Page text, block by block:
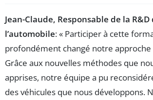
Jean-Claude, Responsable de la R&D
l’automobile: « Participer à cette
profondément changé notre
Grâce aux nouvelles méthodes que
apprises, notre équipe a pu
des véhicules que nous développons.